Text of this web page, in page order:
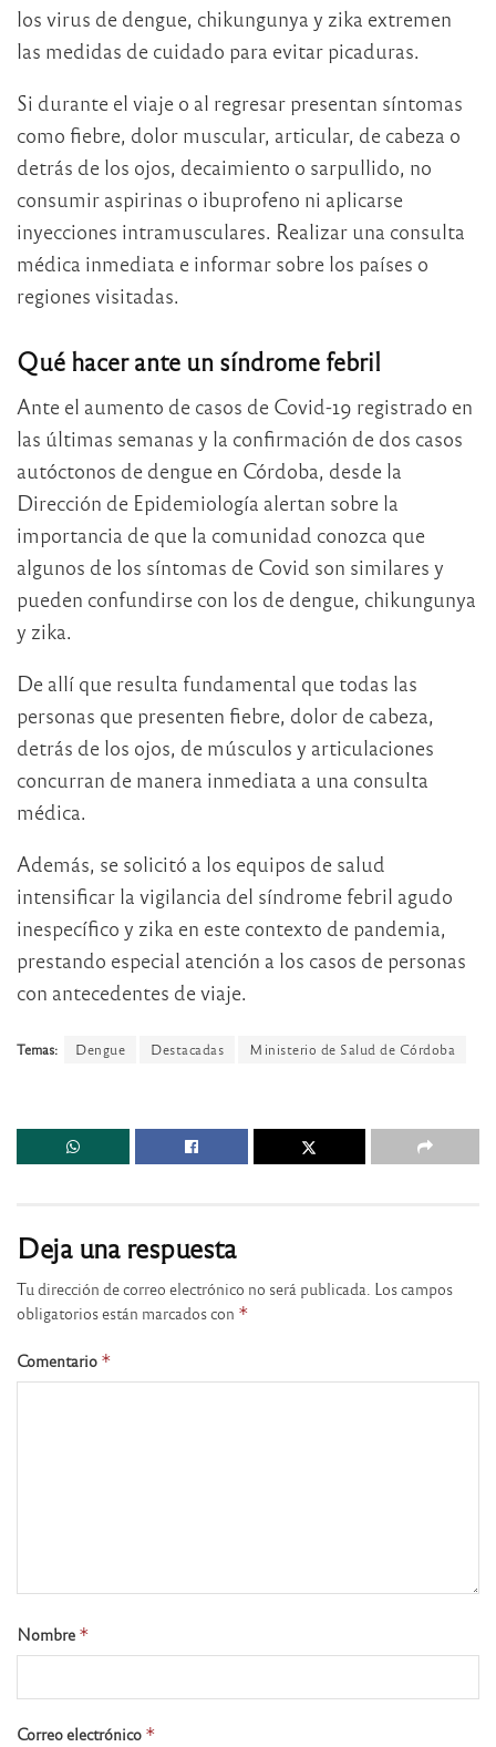
los virus de dengue, chikungunya y zika extremen
las medidas de cuidado para evitar picaduras.
Si durante el viaje o al regresar presentan síntomas
como fiebre, dolor muscular, articular, de cabeza o
detrás de los ojos, decaimiento o sarpullido, no
consumir aspirinas o ibuprofeno ni aplicarse
inyecciones intramusculares. Realizar una consulta
médica inmediata e informar sobre los países o
regiones visitadas.
Qué hacer ante un síndrome febril
Ante el aumento de casos de Covid-19 registrado en
las últimas semanas y la confirmación de dos casos
autóctonos de dengue en Córdoba, desde la
Dirección de Epidemiología alertan sobre la
importancia de que la comunidad conozca que
algunos de los síntomas de Covid son similares y
pueden confundirse con los de dengue, chikungunya
y zika.
De allí que resulta fundamental que todas las
personas que presenten fiebre, dolor de cabeza,
detrás de los ojos, de músculos y articulaciones
concurran de manera inmediata a una consulta
médica.
Además, se solicitó a los equipos de salud
intensificar la vigilancia del síndrome febril agudo
inespecífico y zika en este contexto de pandemia,
prestando especial atención a los casos de personas
con antecedentes de viaje.
Temas: Dengue Destacadas Ministerio de Salud de Córdoba
Deja una respuesta
Tu dirección de correo electrónico no será publicada. Los campos
obligatorios están marcados con *
Comentario *
Nombre *
Correo electrónico *